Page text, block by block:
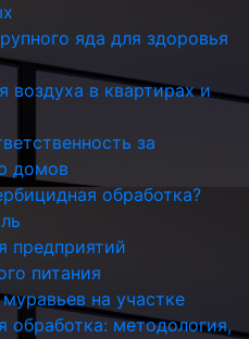
яда для здоровья
воздуха в квартирах и
за
домов
обработка?
предприятий
питания
на участке
обработка: методология,